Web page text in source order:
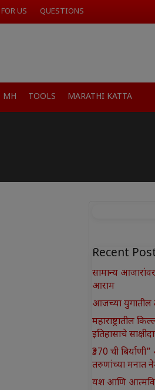
US QUESTIONS
MH TOOLS MARATHI KATTA
Recent
सामान्य
आराम
आजच्या युगातील
महाराष्ट्रातील
इतिहासाचे
₹370 ची
तरुणांच्या मनात
यश आणि